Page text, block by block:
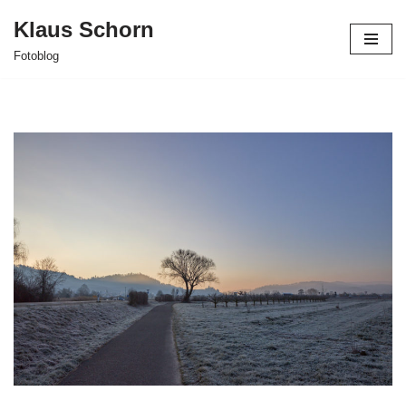
Zum
Klaus Schorn
Fotoblog